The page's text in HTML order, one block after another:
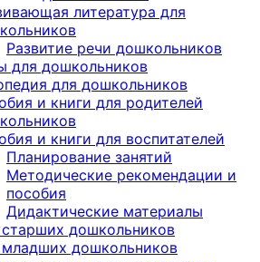
литература для
Развитие речи дошкольников
для дошкольников
для дошкольников
и книги для родителей
и книги для воспитателей
Планирование занятий
Методические рекомендации и
пособия
Дидактические материалы
дошкольников
дошкольников